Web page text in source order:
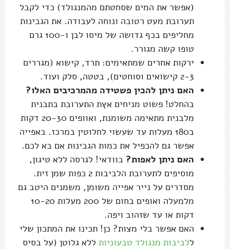
(אפשר את המים שסחטתם מהמנגולד) כדי לקבל
תערובת מעט רטובה ונוחה לעבודה. את הגבינות
מחליפים בכף גדושה של מיסו לבן ו-100 גרם
טופו קשה מגורר.
ירקות אחרים שמתאימים: תרד, קישוא (מגררים
2-3 קישואים וסוחטים), בטטה, סלק ועוד.
האם ניתן להכין פשטידה מהמרכיבים האלו?
בהחלט! פשוט מניחים אץת התערובת בתבנית
מלבנית מתאימה משומנת, ואוופים 20-30 דקות
ב180 מעלות עד שעשוי לחלוטין במרכז. באפייה
אפשר גם להכפיל את כמות הגבינות אם בא לכם.
האם ניתן לאפות? בוודאי! לגרסה ללא טיגון,
מוסיפים לתערובת הלביבות 2 כפות שמן זית.
מסדרים על נייר אפייה משומן, משמנים היטב גם
מלמעלה ואופים בחום של 200 מעלות 10-20
דקות או עד שזהוב ויפה.
האם אפשר בלי מצות? כן! תכינו את המתכון שלי
ללביבות מנגולד טבעוניות ללא גלוטן (על בסיס